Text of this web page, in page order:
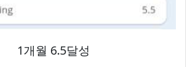
1개월 6.5달성